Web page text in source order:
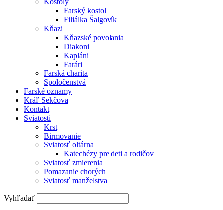
Kostoly
Farský kostol
Filiálka Šalgovík
Kňazi
Kňazské povolania
Diakoni
Kapláni
Farári
Farská charita
Spoločenstvá
Farské oznamy
Kráľ Sekčova
Kontakt
Sviatosti
Krst
Birmovanie
Sviatosť oltárna
Katechézy pre deti a rodičov
Sviatosť zmierenia
Pomazanie chorých
Sviatosť manželstva
Vyhľadať